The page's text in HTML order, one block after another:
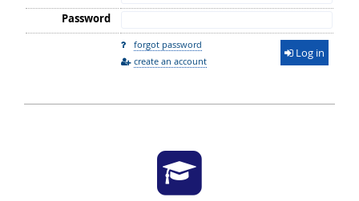
Password
forgot password
create an account
Log in